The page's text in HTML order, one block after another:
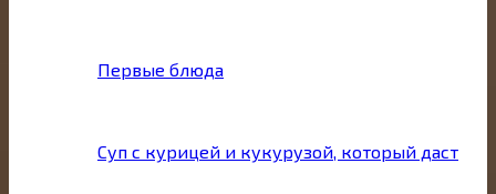
Первые блюда
Суп с курицей и кукурузой, который даст